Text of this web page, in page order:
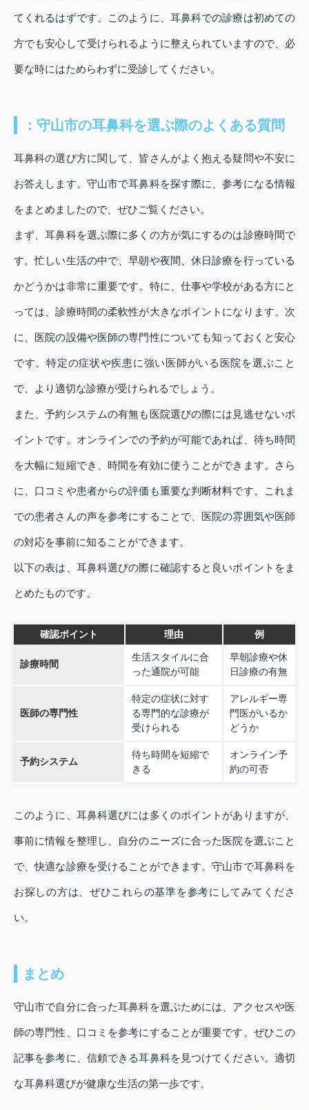
てくれるはずです。このように、耳鼻科での診療は初めての
方でも安心して受けられるように整えられていますので、必
要な時にはためらわずに受診してください。
：守山市の耳鼻科を選ぶ際のよくある質問
耳鼻科の選び方に関して、皆さんがよく抱える疑問や不安に
お答えします。守山市で耳鼻科を探す際に、参考になる情報
をまとめましたので、ぜひご覧ください。
まず、耳鼻科を選ぶ際に多くの方が気にするのは診療時間で
す。忙しい生活の中で、早朝や夜間、休日診療を行っている
かどうかは非常に重要です。特に、仕事や学校がある方にと
っては、診療時間の柔軟性が大きなポイントになります。次
に、医院の設備や医師の専門性についても知っておくと安心
です。特定の症状や疾患に強い医師がいる医院を選ぶこと
で、より適切な診療が受けられるでしょう。
また、予約システムの有無も医院選びの際には見逃せないポ
イントです。オンラインでの予約が可能であれば、待ち時間
を大幅に短縮でき、時間を有効に使うことができます。さら
に、口コミや患者からの評価も重要な判断材料です。これま
での患者さんの声を参考にすることで、医院の雰囲気や医師
の対応を事前に知ることができます。
以下の表は、耳鼻科選びの際に確認すると良いポイントをま
とめたものです。
確認ポイント 理由 例
診療時間
生活スタイルに合
った通院が可能
早朝診療や休
日診療の有無
医師の専門性
特定の症状に対す
る専門的な診療が
受けられる
アレルギー専
門医がいるか
どうか
予約システム
待ち時間を短縮で
きる
オンライン予
約の可否
このように、耳鼻科選びには多くのポイントがありますが、
事前に情報を整理し、自分のニーズに合った医院を選ぶこと
で、快適な診療を受けることができます。守山市で耳鼻科を
お探しの方は、ぜひこれらの基準を参考にしてみてくださ
い。
まとめ
守山市で自分に合った耳鼻科を選ぶためには、アクセスや医
師の専門性、口コミを参考にすることが重要です。ぜひこの
記事を参考に、信頼できる耳鼻科を見つけてください。適切
な耳鼻科選びが健康な生活の第一歩です。